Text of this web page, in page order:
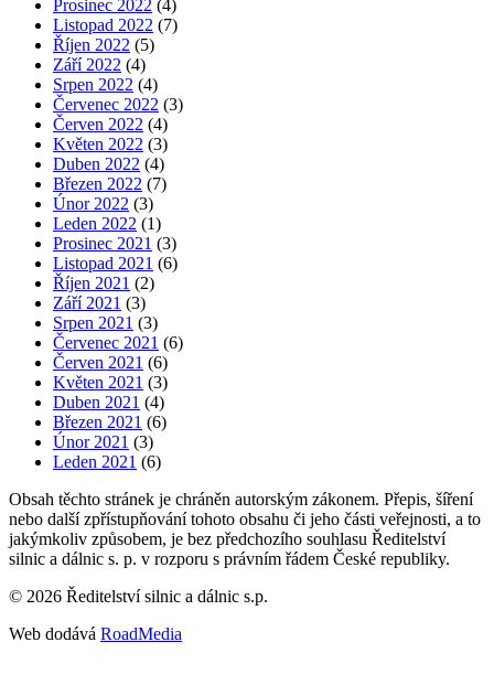
Prosinec 2022 (4)
Listopad 2022 (7)
Říjen 2022 (5)
Září 2022 (4)
Srpen 2022 (4)
Červenec 2022 (3)
Červen 2022 (4)
Květen 2022 (3)
Duben 2022 (4)
Březen 2022 (7)
Únor 2022 (3)
Leden 2022 (1)
Prosinec 2021 (3)
Listopad 2021 (6)
Říjen 2021 (2)
Září 2021 (3)
Srpen 2021 (3)
Červenec 2021 (6)
Červen 2021 (6)
Květen 2021 (3)
Duben 2021 (4)
Březen 2021 (6)
Únor 2021 (3)
Leden 2021 (6)
Obsah těchto stránek je chráněn autorským zákonem. Přepis, šíření
nebo další zpřístupňování tohoto obsahu či jeho části veřejnosti, a to
jakýmkoliv způsobem, je bez předchozího souhlasu Ředitelství
silnic a dálnic s. p. v rozporu s právním řádem České republiky.
© 2026 Ředitelství silnic a dálnic s.p.
Web dodává RoadMedia